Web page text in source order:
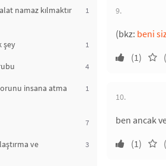
namaz kılmaktır
1
şey 1
4
insana atma
1
7
ve
3
9.
(bkz: beni
(1)
10.
ben ancak
(1)